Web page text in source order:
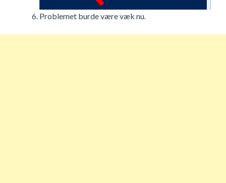
Problemet burde være væk nu.